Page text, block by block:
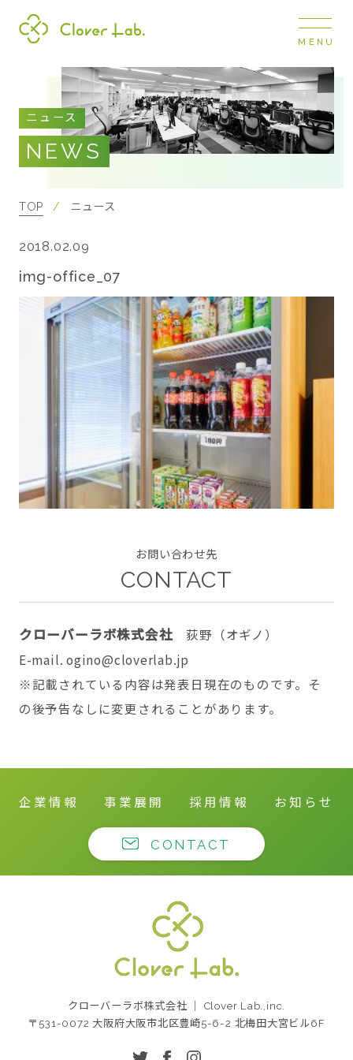
COMPANY
企業情報
ナビ
事業展開
RECRUIT
採用情報
NEWS
お知らせ
CONTACT
MENU
ニュース
NEWS
TOP ニュース
img-office_07
2018.02.09
お問い合わせ先
CONTACT
クローバーラボ株式会社 荻野（オギノ）
E-mail. ogino@cloverlab.jp
※記載されている内容は発表日現在のものです。そ
の後予告なしに変更されることがあります。
企業情報 事業展開 採用情報 お知らせ
CONTACT
会社
クローバーラボ株式会社 ｜ Clover Lab.,inc.
〒531-0072 大阪府大阪市北区豊崎5-6-2 北梅田大宮ビル6F